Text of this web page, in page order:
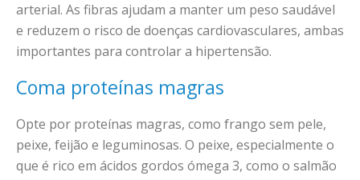
arterial. As fibras ajudam a manter um peso saudável
e reduzem o risco de doenças cardiovasculares, ambas
importantes para controlar a hipertensão.
Coma proteínas magras
Opte por proteínas magras, como frango sem pele,
peixe, feijão e leguminosas. O peixe, especialmente o
que é rico em ácidos gordos ómega 3, como o salmão